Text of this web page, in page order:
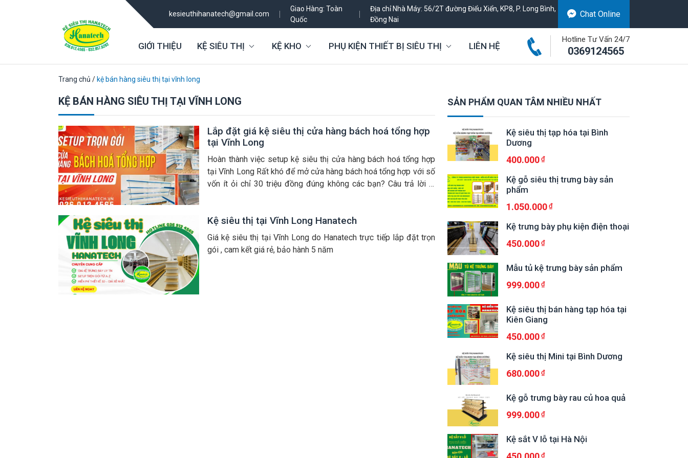
kesieuthihanatech@gmail.com
Giao Hàng: Toàn
Quốc
Địa chỉ Nhà Máy: 56/2T đường Điểu Xiển, KP8, P. Long Bình,
Đồng Nai
Chat Online
GIỚI THIỆU KỆ SIÊU THỊ KỆ KHO PHỤ KIỆN THIẾT BỊ SIÊU THỊ LIÊN HỆ
Hotline Tư Vấn 24/7
0369124565
Trang chủ / kệ bán hàng siêu thị tại vĩnh long
KỆ BÁN HÀNG SIÊU THỊ TẠI VĨNH LONG
Lắp đặt giá kệ siêu thị cửa hàng bách hoá tổng hợp
tại Vĩnh Long
Hoàn thành việc setup kệ siêu thị cửa hàng bách hoá tổng hợp
tại Vĩnh Long Rất khó để mở cửa hàng bách hoá tổng hợp với số
vốn ít ỏi chỉ 30 triệu đồng đúng không các bạn? Câu trả lời là
Kệ siêu thị tại Vĩnh Long Hanatech
Giá kệ siêu thị tại Vĩnh Long do Hanatech trực tiếp lắp đặt trọn
gói , cam kết giá rẻ, bảo hành 5 năm
SẢN PHẨM QUAN TÂM NHIỀU NHẤT
Kệ siêu thị tạp hóa tại Bình
Dương
400.000
Kệ gỗ siêu thị trưng bày sản
phẩm
1.050.000
Kệ trưng bày phụ kiện điện thoại
450.000
Mẫu tủ kệ trưng bày sản phẩm
999.000
Kệ siêu thị bán hàng tạp hóa tại
Kiên Giang
450.000
Kệ siêu thị Mini tại Bình Dương
680.000
Kệ gỗ trưng bày rau củ hoa quả
999.000
Kệ sắt V lỗ tại Hà Nội